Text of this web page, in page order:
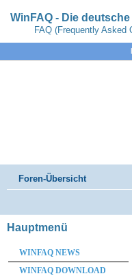
WinFAQ - Die deutsche
FAQ (Frequently Asked
Foren-Übersicht
Hauptmenü
WINFAQ NEWS
WINFAQ DOWNLOAD